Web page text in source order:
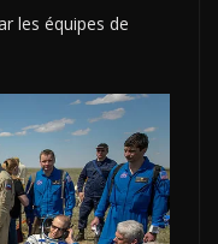
les équipes de